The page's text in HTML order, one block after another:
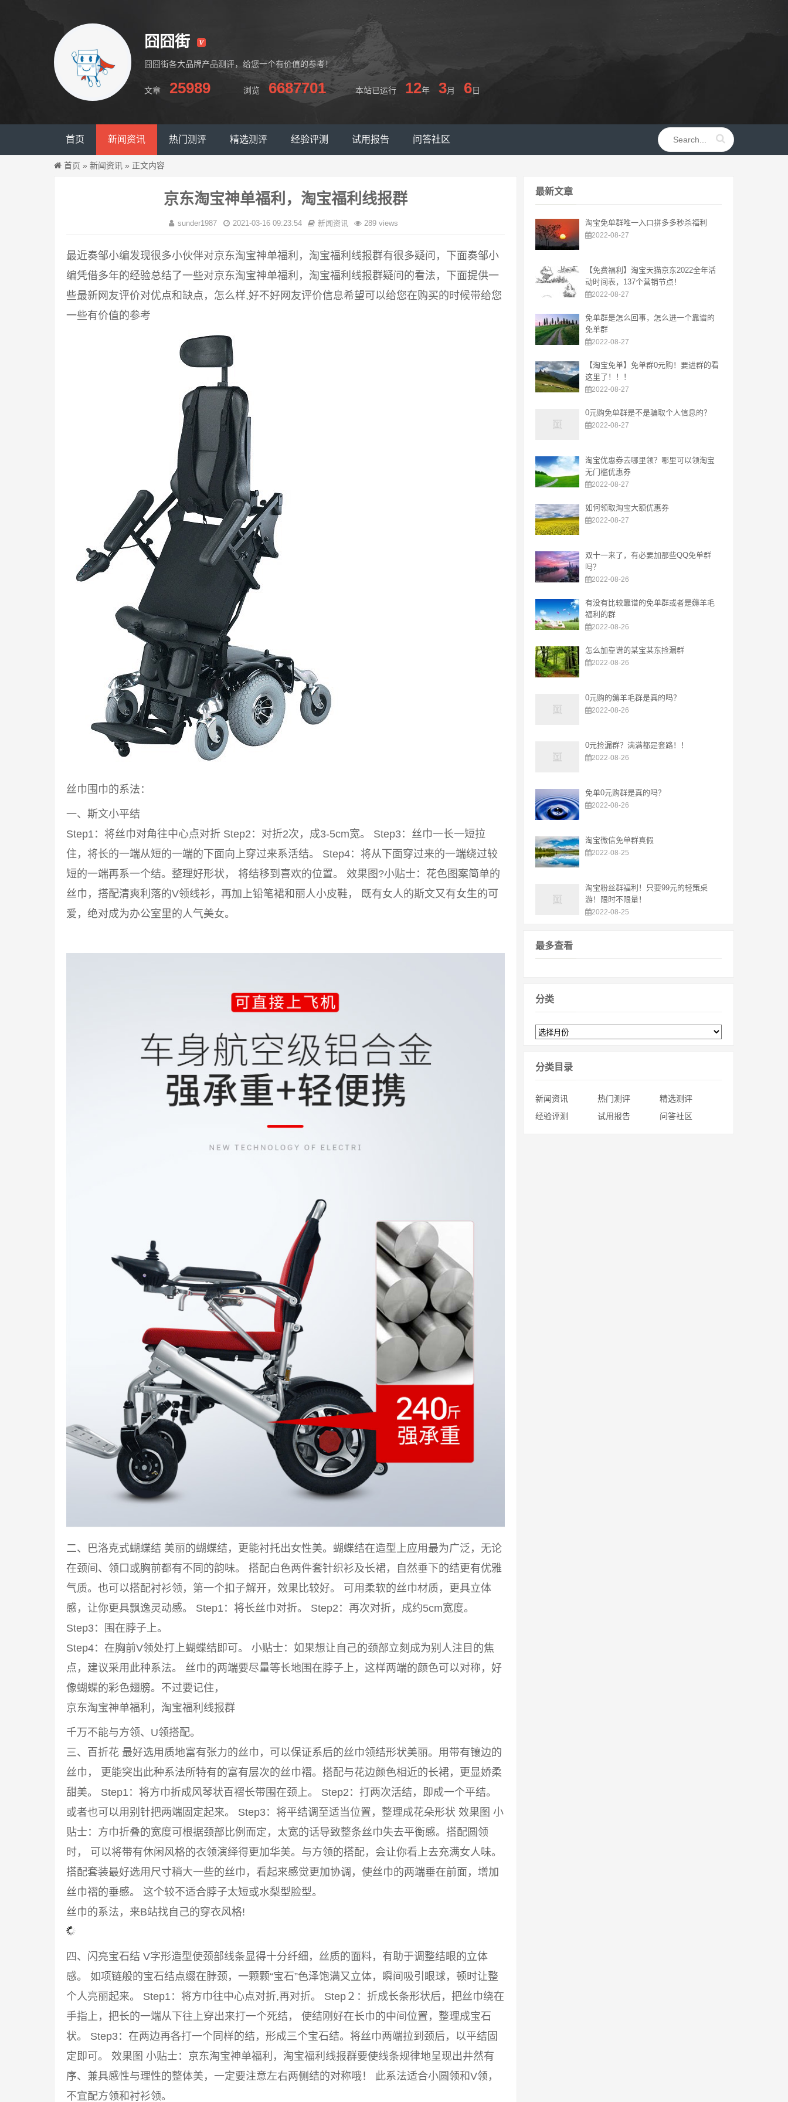
囧囧街
囧囧街各大品牌产品测评，给您一个有价值的参考！
文章 25989 浏览 6687701 本站已运行 12年 3月 6日
首页 新闻资讯 热门测评 精选测评 经验评测 试用报告 问答社区
首页 » 新闻资讯 » 正文内容
京东淘宝神单福利，淘宝福利线报群
sunder1987 2021-03-16 09:23:54 新闻资讯 289 views
最近奏邹小编发现很多小伙伴对京东淘宝神单福利，淘宝福利线报群有很多疑问，下面奏邹小
编凭借多年的经验总结了一些对京东淘宝神单福利，淘宝福利线报群疑问的看法，下面提供一
些最新网友评价对优点和缺点，怎么样,好不好网友评价信息希望可以给您在购买的时候带给您
一些有价值的参考
丝巾围巾的系法：
一、斯文小平结
Step1：将丝巾对角往中心点对折 Step2：对折2次，成3-5cm宽。 Step3：丝巾一长一短拉
住，将长的一端从短的一端的下面向上穿过来系活结。 Step4：将从下面穿过来的一端绕过较
短的一端再系一个结。整理好形状， 将结移到喜欢的位置。 效果图?小贴士：花色图案简单的
丝巾，搭配清爽利落的V领线衫，再加上铅笔裙和丽人小皮鞋， 既有女人的斯文又有女生的可
爱，绝对成为办公室里的人气美女。
二、巴洛克式蝴蝶结 美丽的蝴蝶结，更能衬托出女性美。蝴蝶结在造型上应用最为广泛，无论
在颈间、领口或胸前都有不同的韵味。 搭配白色两件套针织衫及长裙，自然垂下的结更有优雅
气质。也可以搭配衬衫领，第一个扣子解开，效果比较好。 可用柔软的丝巾材质，更具立体
感，让你更具飘逸灵动感。 Step1：将长丝巾对折。 Step2：再次对折，成约5cm宽度。
Step3：围在脖子上。
Step4：在胸前V领处打上蝴蝶结即可。 小贴士：如果想让自己的颈部立刻成为别人注目的焦
点，建议采用此种系法。 丝巾的两端要尽量等长地围在脖子上，这样两端的颜色可以对称，好
像蝴蝶的彩色翅膀。不过要记住，
京东淘宝神单福利，淘宝福利线报群
千万不能与方领、U领搭配。
三、百折花 最好选用质地富有张力的丝巾，可以保证系后的丝巾领结形状美丽。用带有镶边的
丝巾， 更能突出此种系法所特有的富有层次的丝巾褶。搭配与花边颜色相近的长裙，更显娇柔
甜美。 Step1：将方巾折成风琴状百褶长带围在颈上。 Step2：打两次活结，即成一个平结。
或者也可以用别针把两端固定起来。 Step3：将平结调至适当位置，整理成花朵形状 效果图 小
贴士：方巾折叠的宽度可根据颈部比例而定，太宽的话导致整条丝巾失去平衡感。搭配圆领
时， 可以将带有休闲风格的衣领演绎得更加华美。与方领的搭配，会让你看上去充满女人味。
搭配套装最好选用尺寸稍大一些的丝巾，看起来感觉更加协调，使丝巾的两端垂在前面，增加
丝巾褶的垂感。 这个较不适合脖子太短或水梨型脸型。
丝巾的系法，来B站找自己的穿衣风格!
四、闪亮宝石结 V字形造型使颈部线条显得十分纤细，丝质的面料，有助于调整结眼的立体
感。 如项链般的宝石结点缀在脖颈，一颗颗“宝石”色泽饱满又立体，瞬间吸引眼球，顿时让整
个人亮丽起来。 Step1：将方巾往中心点对折,再对折。 Step２：折成长条形状后，把丝巾绕在
手指上，把长的一端从下往上穿出来打一个死结， 使结刚好在长巾的中间位置，整理成宝石
状。 Step3：在两边再各打一个同样的结，形成三个宝石结。将丝巾两端拉到颈后，以平结固
定即可。 效果图 小贴士：京东淘宝神单福利，淘宝福利线报群要使线条规律地呈现出井然有
序、兼具感性与理性的整体美，一定要注意左右两侧结的对称哦！ 此系法适合小圆领和V领，
不宜配方领和衬衫领。
最新文章
淘宝免单群唯一入口拼多多秒杀福利
2022-08-27
【免费福利】淘宝天猫京东2022全年活
动时间表，137个营销节点！
2022-08-27
免单群是怎么回事，怎么进一个靠谱的
免单群
2022-08-27
【淘宝免单】免单群0元购！要进群的看
这里了！！！
2022-08-27
0元购免单群是不是骗取个人信息的？
2022-08-27
淘宝优惠券去哪里领？哪里可以领淘宝
无门槛优惠券
2022-08-27
如何领取淘宝大额优惠券
2022-08-27
双十一来了，有必要加那些QQ免单群
吗？
2022-08-26
有没有比较靠谱的免单群或者是薅羊毛
福利的群
2022-08-26
怎么加靠谱的某宝某东捡漏群
2022-08-26
0元购的薅羊毛群是真的吗？
2022-08-26
0元捡漏群？满满都是套路！！
2022-08-26
免单0元购群是真的吗？
2022-08-26
淘宝微信免单群真假
2022-08-25
淘宝粉丝群福利！只要99元的轻策桌
游！限时不限量！
2022-08-25
最多查看
分类
分类目录
新闻资讯 热门测评
精选测评
经验评测
试用报告 问答社区